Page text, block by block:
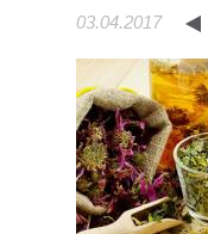
03.04.2017